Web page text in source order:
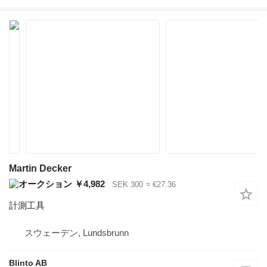
Martin Decker
￥4,982
SEK 300 ≈ €27.36
計測工具
スウェーデン, Lundsbrunn
Blinto AB